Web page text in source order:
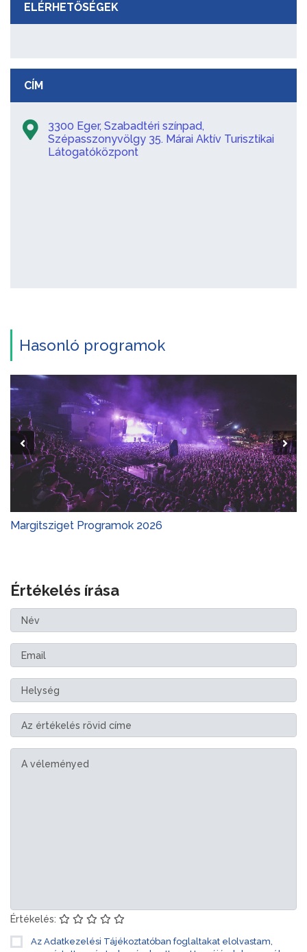
ELÉRHETŐSÉGEK
CÍM
3300 Eger, Szabadtéri színpad,
Szépasszonyvölgy 35. Márai Aktív Turisztikai
Látogatóközpont
Hasonló programok
Margitsziget Programok 2026
Értékelés írása
Értékelés:
Az Adatkezelési Tájékoztatóban foglaltakat elolvastam,